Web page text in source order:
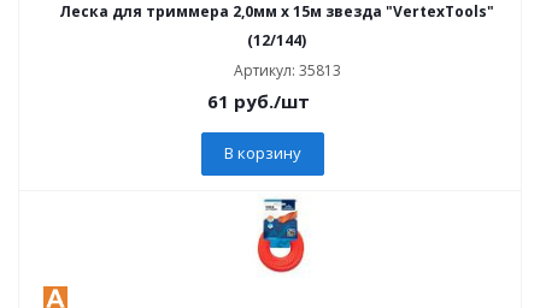
Леска для триммера 2,0мм х 15м звезда "VertexTools"
(12/144)
Артикул: 35813
61 руб./шт
В корзину